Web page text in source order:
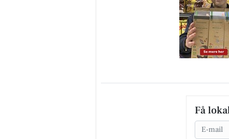
Få
Email